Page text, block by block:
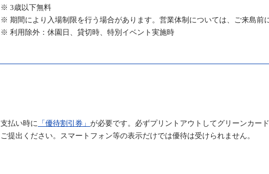
※ 3歳以下無料
※ 期間により入場制限を行う場合があります。営業体制については、ご来島前
※ 利用除外：休園日、貸切時、特別イベント実施時
支払い時に 「優待割引券」 が必要です。必ずプリントアウトしてグリーンカー
ご提出ください。スマートフォン等の表示だけでは優待は受けられません。